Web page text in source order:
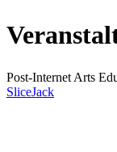
Post-Internet Arts
SliceJack